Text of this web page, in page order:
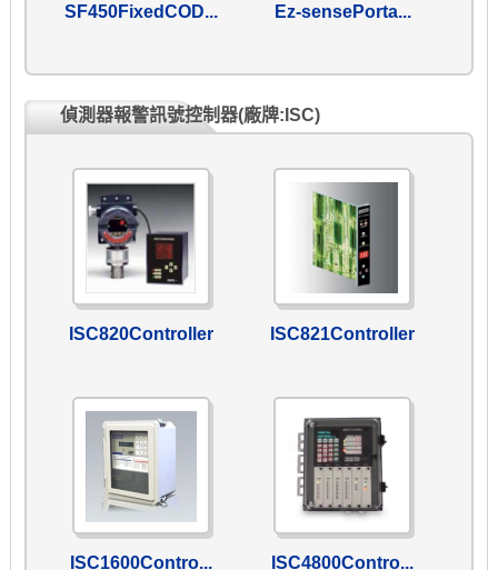
SF450FixedCOD... Ez-sensePorta...
偵測器報警訊號控制器(廠牌:ISC)
ISC820Controller ISC821Controller
ISC1600Contro... ISC4800Contro...